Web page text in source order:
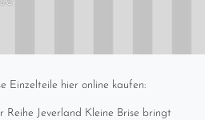
Einzelteile hier online kaufen:
Reihe Jeverland Kleine Brise bringt